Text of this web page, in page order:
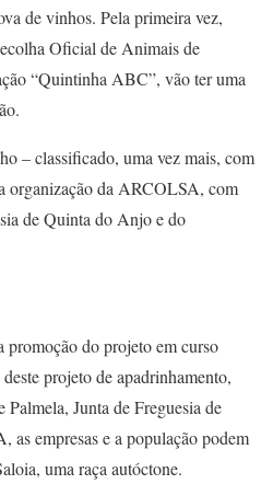
de vinhos. Pela primeira vez,
Oficial de Animais de
“Quintinha ABC”, vão ter uma
– classificado, uma vez mais, com
organização da ARCOLSA, com
de Quinta do Anjo e do
promoção do projeto em curso
projeto de apadrinhamento,
Junta de Freguesia de
empresas e a população podem
uma raça autóctone.